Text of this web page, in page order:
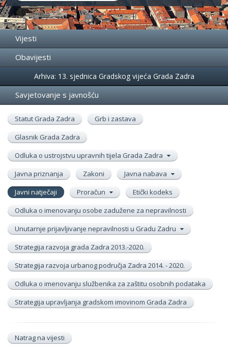
Vijesti
Obavijesti
Događanja
Arhiva: 13. sjednica Gradskog vijeća Grada Zadra
Savjetovanje s javnošću
Statut Grada Zadra
Grb i zastava
Glasnik Grada Zadra
Odluka o ustrojstvu upravnih tijela Grada Zadra
Javna priznanja
Zakoni
Javna nabava
Javni natječaji
Proračun
Etički kodeks
Odluka o imenovanju osobe zadužene za nepravilnosti
Unutarnje prijavljivanje nepravilnosti u Gradu Zadru
Strategija razvoja grada Zadra 2013.-2020.
Strategija razvoja urbanog područja Zadra 2014. - 2020.
Odluka o imenovanju službenika za zaštitu osobnih podataka
Strategija upravljanja gradskom imovinom Grada Zadra
Natrag na vijesti